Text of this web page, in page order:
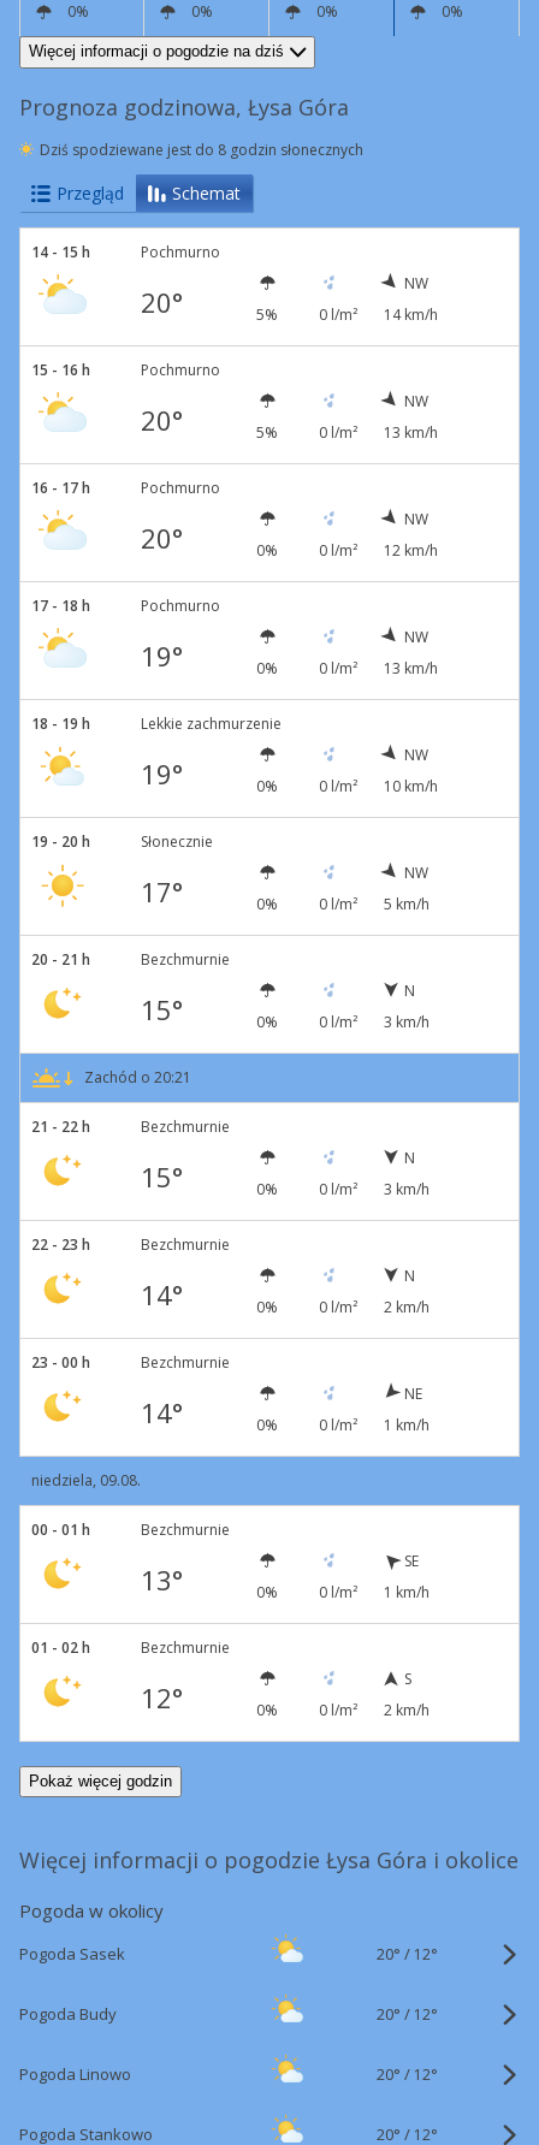
0%
0% 0%
0%
NW
13 km/h N
5 km/h
Więcej informacji o pogodzie na dziś
Prognoza godzinowa, Łysa Góra
Dziś spodziewane jest do 8 godzin słonecznych
Przegląd Schemat
14 - 15 h Pochmurno
20° 5% 0 l/m²
NW
14 km/h
15 - 16 h Pochmurno
20° 5% 0 l/m²
NW
13 km/h
16 - 17 h Pochmurno
20° 0% 0 l/m²
NW
12 km/h
17 - 18 h Pochmurno
19° 0% 0 l/m²
NW
13 km/h
18 - 19 h Lekkie zachmurzenie
19° 0% 0 l/m²
NW
10 km/h
19 - 20 h Słonecznie
17° 0% 0 l/m²
NW
5 km/h
20 - 21 h Bezchmurnie
15° 0% 0 l/m²
N
3 km/h
Zachód o 20:21
21 - 22 h Bezchmurnie
15° 0% 0 l/m²
N
3 km/h
22 - 23 h Bezchmurnie
14° 0% 0 l/m²
N
2 km/h
23 - 00 h Bezchmurnie
14° 0% 0 l/m²
NE
1 km/h
niedziela, 09.08.
00 - 01 h Bezchmurnie
13° 0% 0 l/m²
SE
1 km/h
01 - 02 h Bezchmurnie
12° 0% 0 l/m²
S
2 km/h
Pokaż więcej godzin
Więcej informacji o pogodzie Łysa Góra i okolice
Pogoda w okolicy
Pogoda Sasek 20° / 12°
Pogoda Budy 20° / 12°
Pogoda Linowo 20° / 12°
Pogoda Stankowo 20° / 12°